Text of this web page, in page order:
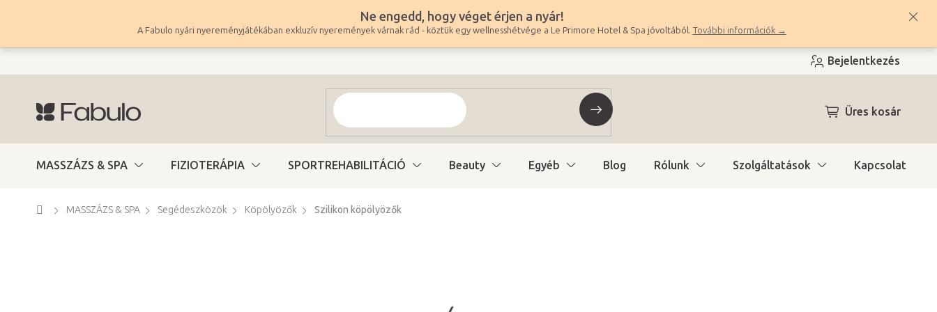
tartalomhoz
Ne engedd, hogy véget érjen a nyár!
A Fabulo nyári nyereményjátékában exkluzív nyeremények várnak rád - köztük egy wellnesshétvége a Le Primore Hotel & Spa jóvoltából. További információk →
Bejelentkezés
KOSÁR
Üres kosár
MASSZÁZS & SPA FIZIOTERÁPIA SPORTREHABILITÁCIÓ Beauty Egyéb Blog Rólunk Szolgáltatások Kapcsolat
Kezdőlap
MASSZÁZS & SPA Segédeszközök Köpölyözők Szilikon köpölyözők